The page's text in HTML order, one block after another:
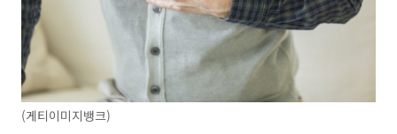
(게티이미지뱅크)